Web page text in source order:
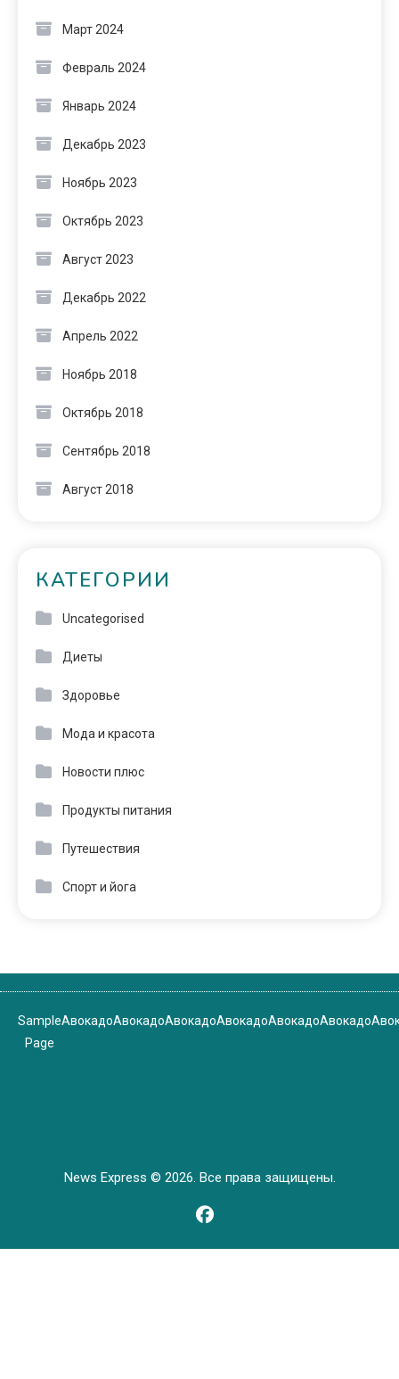
Март 2024
Февраль 2024
Январь 2024
Декабрь 2023
Ноябрь 2023
Октябрь 2023
Август 2023
Декабрь 2022
Апрель 2022
Ноябрь 2018
Октябрь 2018
Сентябрь 2018
Август 2018
КАТЕГОРИИ
Uncategorised
Диеты
Здоровье
Мода и красота
Новости плюс
Продукты питания
Путешествия
Спорт и йога
Sample
Page
АвокадоАвокадоАвокадоАвокадоАвокадоАвокадо
News Express © 2026. Все права защищены.